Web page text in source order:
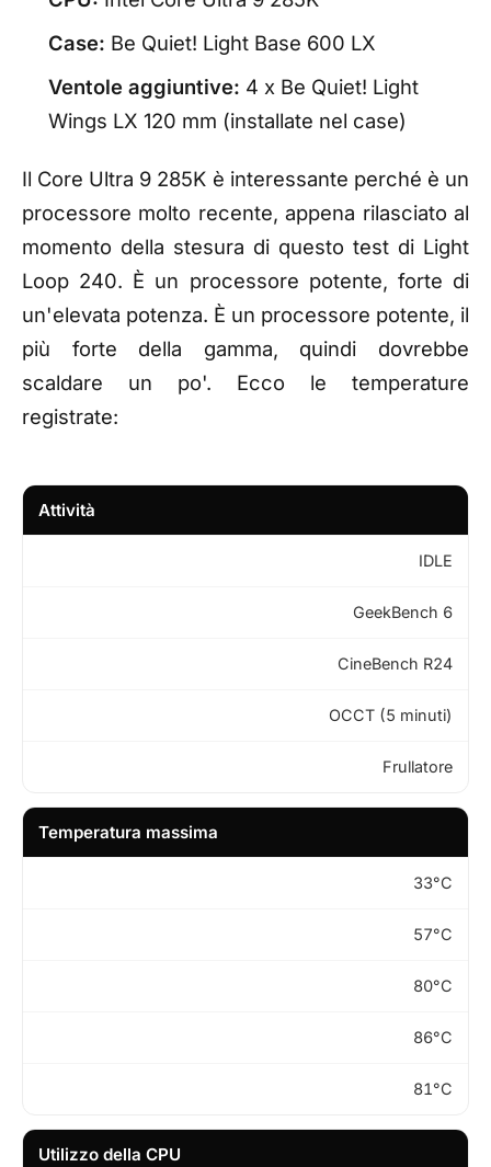
Case: Be Quiet! Light Base 600 LX
Ventole aggiuntive: 4 x Be Quiet! Light
Wings LX 120 mm (installate nel case)
Il Core Ultra 9 285K è interessante perché è un
processore molto recente, appena rilasciato al
momento della stesura di questo test di Light
Loop 240. È un processore potente, forte di
un'elevata potenza. È un processore potente, il
più forte della gamma, quindi dovrebbe
scaldare un po'. Ecco le temperature
registrate:
Attività
IDLE
GeekBench 6
CineBench R24
OCCT (5 minuti)
Frullatore
Temperatura massima
33°C
57°C
80°C
86°C
81°C
Utilizzo della CPU